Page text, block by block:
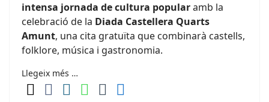
intensa jornada de cultura popularamb la
celebració de la Diada Castellera Quarts
Amunt, una cita gratuïta que combinarà castells,
folklore, música i gastronomia.
Llegeix més …